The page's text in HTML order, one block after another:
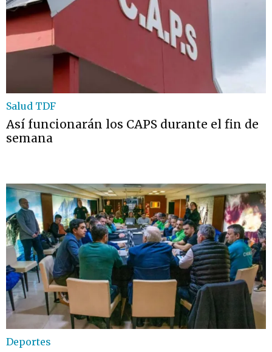
Salud TDF
Así funcionarán los CAPS durante el fin de
semana
Deportes